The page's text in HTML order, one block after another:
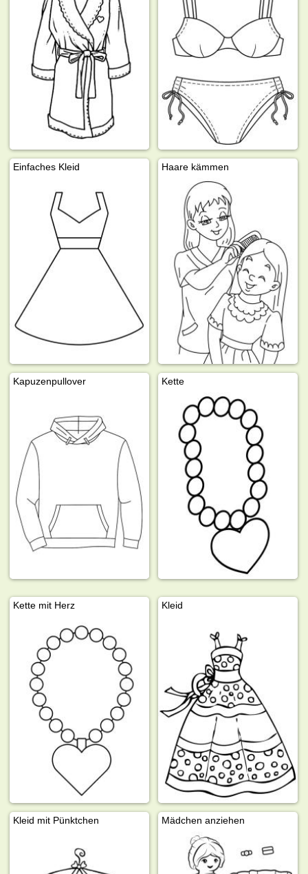
Einfaches Kleid Haare kämmen
Kapuzenpullover Kette
Kette mit Herz Kleid
Kleid mit Pünktchen Mädchen anziehen